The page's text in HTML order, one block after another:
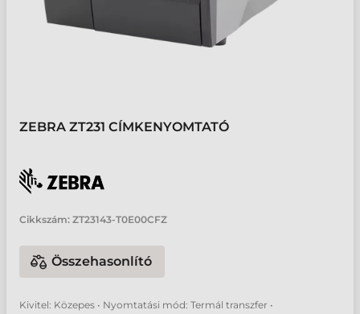
ZEBRA ZT231 CÍMKENYOMTATÓ
Cikkszám: ZT23143-T0E00CFZ
Összehasonlító
Kivitel: Közepes • Nyomtatási mód: Termál transzfer •